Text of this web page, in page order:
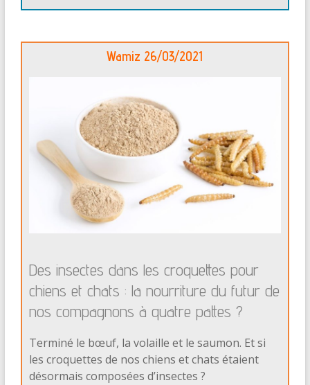
Wamiz 26/03/2021
Des insectes dans les croquettes pour
chiens et chats : la nourriture du futur de
nos compagnons à quatre pattes ?
Terminé le bœuf, la volaille et le saumon. Et si
les croquettes de nos chiens et chats étaient
désormais composées d’insectes ?